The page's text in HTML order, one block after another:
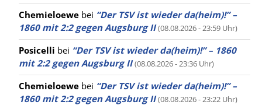
Chemieloewe bei “Der TSV ist wieder da(heim)!” –
1860 mit 2:2 gegen Augsburg II (08.08.2026 - 23:59 Uhr)
Posicelli bei “Der TSV ist wieder da(heim)!” – 1860
mit 2:2 gegen Augsburg II (08.08.2026 - 23:36 Uhr)
Chemieloewe bei “Der TSV ist wieder da(heim)!” –
1860 mit 2:2 gegen Augsburg II (08.08.2026 - 23:22 Uhr)